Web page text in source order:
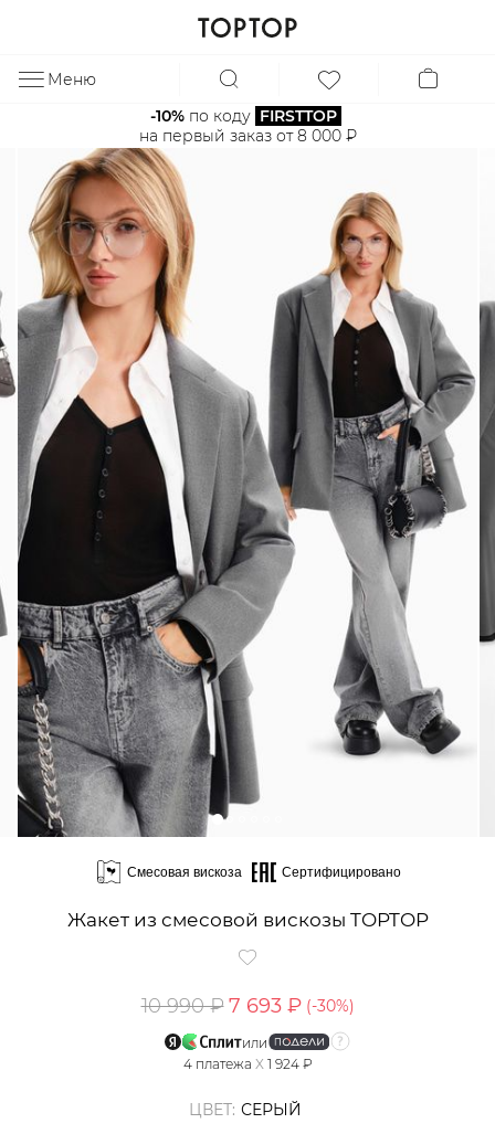
Меню
-10% по коду FIRSTTOP
на первый заказ от 8 000 ₽
Смесовая вискоза Сертифицировано
Жакет из смесовой вискозы TOPTOP
10 990 ₽ 7 693 ₽ (-30%)
или
4 платежа X 1 924 ₽
ЦВЕТ: СЕРЫЙ